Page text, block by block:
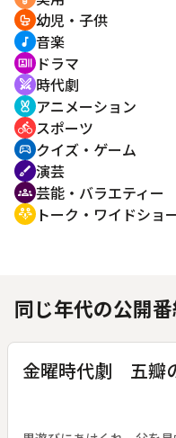
crib 幼児・子供
music_note 音楽
recent_actors ドラマ
swords 時代劇
cruelty_free アニメーション
directions_bike スポーツ
sports_esports クイズ・ゲーム
brush 演芸
groups 芸能・バラエティー
adaptive_audio_mic トーク・ワイドショ
同じ年代の公開
金曜時代劇 五瓣